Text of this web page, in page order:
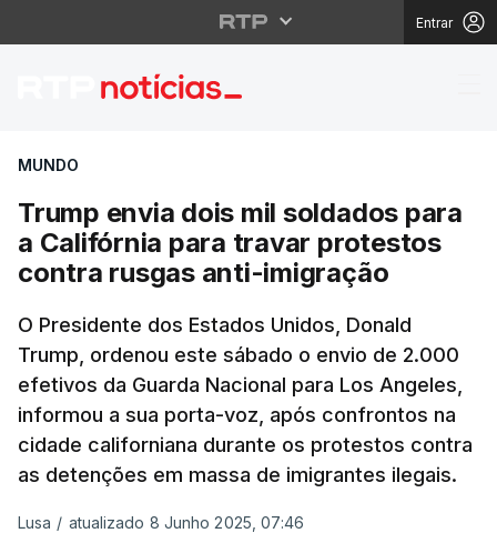
Entrar
Trump envia dois mil
MUNDO
Trump envia dois mil soldados para
a Califórnia para travar protestos
contra rusgas anti-imigração
O Presidente dos Estados Unidos, Donald
Trump, ordenou este sábado o envio de 2.000
efetivos da Guarda Nacional para Los Angeles,
informou a sua porta-voz, após confrontos na
cidade californiana durante os protestos contra
as detenções em massa de imigrantes ilegais.
Lusa / atualizado 8 Junho 2025, 07:46